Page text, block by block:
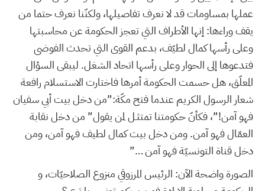
عملها بمساومات قد لا نعرف تفاصيلها، ولكنّنا نعرف حتما من
يقف وراءها: إنها الأطراف التي تعجز الحكومة عن محاسبتها
وعلى رأسها كمال لطيّف، بدعم القوى التي تحدث الفوضى
فتدعوها إلى الحوار وعلى رأسها اتحاد الشغل. ليبقى السؤال
المعلّق، هل حسمت الحكومة أمرها فاختارت الاستسلام رافعة
شعار الرسول الكريم عندما فتح مكّة:”من دخل بيت أبي سفيان
فهو آمن!”، فكأنّ حكومتنا تمتثـل لمن يقول” من دخل نقابة
العمّال فهو آمن. ومن دخل بيت كمال لطيف فهو آمن، ومن
دخل قناة التونسيّة فهو آمن …”
الصورة واضحة الآن: الرئيس المرزوقي منزوع الصلاحيّات، و